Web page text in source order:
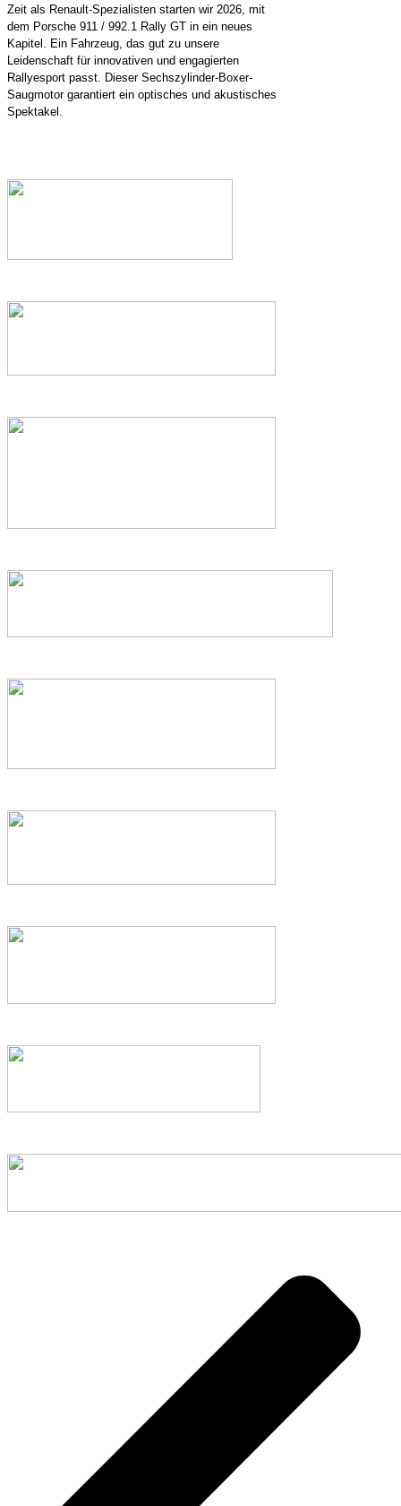
Zeit als Renault-Spezialisten starten wir 2026, mit
dem Porsche 911 / 992.1 Rally GT in ein neues
Kapitel. Ein Fahrzeug, das gut zu unsere
Leidenschaft für innovativen und engagierten
Rallyesport passt. Dieser Sechszylinder-Boxer-
Saugmotor garantiert ein optisches und akustisches
Spektakel.